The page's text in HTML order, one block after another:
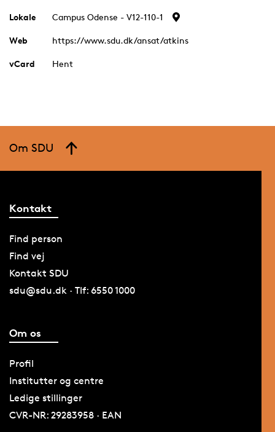
Lokale Campus Odense - V12-110-1
Web https://www.sdu.dk/ansat/atkins
vCard Hent
Om SDU
Kontakt
Find person
Find vej
Kontakt SDU
sdu@sdu.dk · Tlf: 6550 1000
Om os
Profil
Institutter og centre
Ledige stillinger
CVR-NR: 29283958 · EAN